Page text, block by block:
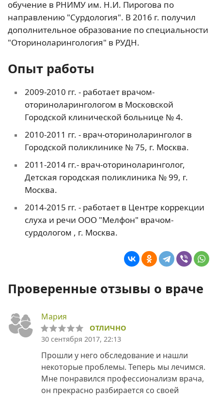
обучение в РНИМУ им. Н.И. Пирогова по
направлению "Сурдология". В 2016 г. получил
дополнительное образование по специальности
"Оториноларингология" в РУДН.
Опыт работы
2009-2010 гг. - работает врачом-
оториноларингологом в Московской
Городской клинической больнице № 4.
2010-2011 гг. - врач-оториноларинголог в
Городской поликлинике № 75, г. Москва.
2011-2014 гг.- врач-оториноларинголог,
Детская городская поликлиника № 99, г.
Москва.
2014-2015 гг. - работает в Центре коррекции
слуха и речи ООО "Мелфон" врачом-
сурдологом , г. Москва.
Проверенные отзывы о враче
Мария
ОТЛИЧНО
30 сентября 2017, 22:13
Прошли у него обследование и нашли
некоторые проблемы. Теперь мы лечимся.
Мне понравился профессионализм врача,
он прекрасно разбирается со своей